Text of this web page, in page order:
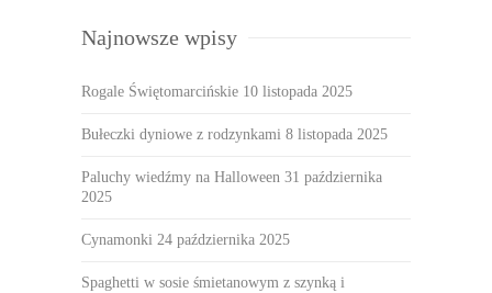
Najnowsze wpisy
Rogale Świętomarcińskie 10 listopada 2025
Bułeczki dyniowe z rodzynkami 8 listopada 2025
Paluchy wiedźmy na Halloween 31 października
2025
Cynamonki 24 października 2025
Spaghetti w sosie śmietanowym z szynką i